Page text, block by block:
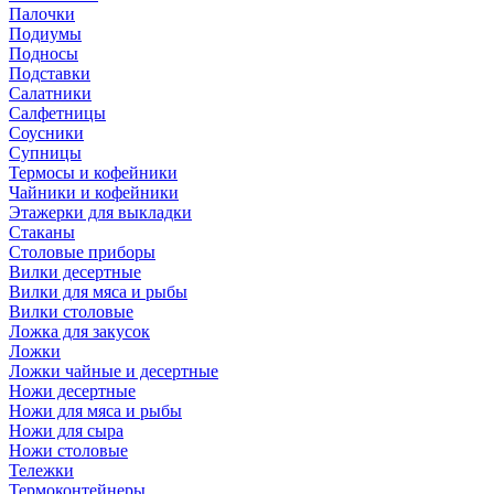
Палочки
Подиумы
Подносы
Подставки
Салатники
Салфетницы
Соусники
Супницы
Термосы и кофейники
Чайники и кофейники
Этажерки для выкладки
Стаканы
Столовые приборы
Вилки десертные
Вилки для мяса и рыбы
Вилки столовые
Ложка для закусок
Ложки
Ложки чайные и десертные
Ножи десертные
Ножи для мяса и рыбы
Ножи для сыра
Ножи столовые
Тележки
Термоконтейнеры